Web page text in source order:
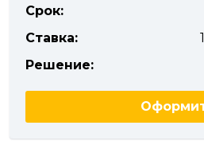
Срок:
Ставка:
Решение: